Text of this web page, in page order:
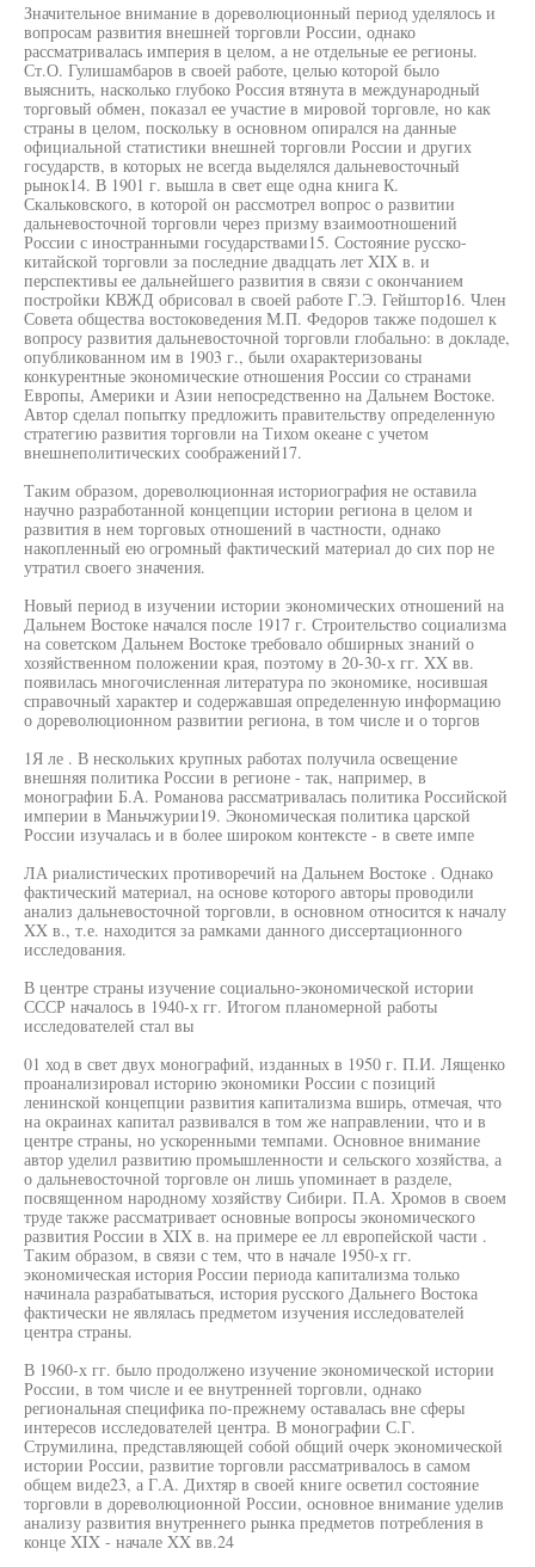
Значительное внимание в дореволюционный период уделялось и
вопросам развития внешней торговли России, однако
рассматривалась империя в целом, а не отдельные ее регионы.
Ст.О. Гулишамбаров в своей работе, целью которой было
выяснить, насколько глубоко Россия втянута в международный
торговый обмен, показал ее участие в мировой торговле, но как
страны в целом, поскольку в основном опирался на данные
официальной статистики внешней торговли России и других
государств, в которых не всегда выделялся дальневосточный
рынок14. В 1901 г. вышла в свет еще одна книга К.
Скальковского, в которой он рассмотрел вопрос о развитии
дальневосточной торговли через призму взаимоотношений
России с иностранными государствами15. Состояние русско-
китайской торговли за последние двадцать лет XIX в. и
перспективы ее дальнейшего развития в связи с окончанием
постройки КВЖД обрисовал в своей работе Г.Э. Гейштор16. Член
Совета общества востоковедения М.П. Федоров также подошел к
вопросу развития дальневосточной торговли глобально: в докладе,
опубликованном им в 1903 г., были охарактеризованы
конкурентные экономические отношения России со странами
Европы, Америки и Азии непосредственно на Дальнем Востоке.
Автор сделал попытку предложить правительству определенную
стратегию развития торговли на Тихом океане с учетом
внешнеполитических соображений17.
Таким образом, дореволюционная историография не оставила
научно разработанной концепции истории региона в целом и
развития в нем торговых отношений в частности, однако
накопленный ею огромный фактический материал до сих пор не
утратил своего значения.
Новый период в изучении истории экономических отношений на
Дальнем Востоке начался после 1917 г. Строительство социализма
на советском Дальнем Востоке требовало обширных знаний о
хозяйственном положении края, поэтому в 20-30-х гг. XX вв.
появилась многочисленная литература по экономике, носившая
справочный характер и содержавшая определенную информацию
о дореволюционном развитии региона, в том числе и о торгов
1Я ле . В нескольких крупных работах получила освещение
внешняя политика России в регионе - так, например, в
монографии Б.А. Романова рассматривалась политика Российской
империи в Маньчжурии19. Экономическая политика царской
России изучалась и в более широком контексте - в свете импе
ЛА риалистических противоречий на Дальнем Востоке . Однако
фактический материал, на основе которого авторы проводили
анализ дальневосточной торговли, в основном относится к началу
XX в., т.е. находится за рамками данного диссертационного
исследования.
В центре страны изучение социально-экономической истории
СССР началось в 1940-х гг. Итогом планомерной работы
исследователей стал вы
01 ход в свет двух монографий, изданных в 1950 г. П.И. Лященко
проанализировал историю экономики России с позиций
ленинской концепции развития капитализма вширь, отмечая, что
на окраинах капитал развивался в том же направлении, что и в
центре страны, но ускоренными темпами. Основное внимание
автор уделил развитию промышленности и сельского хозяйства, а
о дальневосточной торговле он лишь упоминает в разделе,
посвященном народному хозяйству Сибири. П.А. Хромов в своем
труде также рассматривает основные вопросы экономического
развития России в XIX в. на примере ее лл европейской части .
Таким образом, в связи с тем, что в начале 1950-х гг.
экономическая история России периода капитализма только
начинала разрабатываться, история русского Дальнего Востока
фактически не являлась предметом изучения исследователей
центра страны.
В 1960-х гг. было продолжено изучение экономической истории
России, в том числе и ее внутренней торговли, однако
региональная специфика по-прежнему оставалась вне сферы
интересов исследователей центра. В монографии С.Г.
Струмилина, представляющей собой общий очерк экономической
истории России, развитие торговли рассматривалось в самом
общем виде23, а Г.А. Дихтяр в своей книге осветил состояние
торговли в дореволюционной России, основное внимание уделив
анализу развития внутреннего рынка предметов потребления в
конце XIX - начале XX вв.24